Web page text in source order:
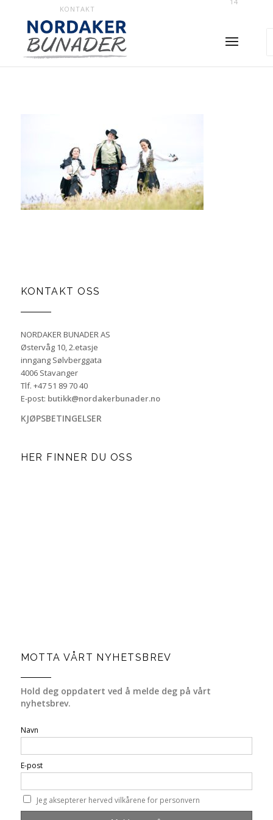
KONTAKT
KONTAKT OSS
NORDAKER BUNADER AS
Østervåg 10, 2.etasje
inngang Sølvberggata
4006 Stavanger
Tlf. +47 51 89 70 40
E-post: butikk@nordakerbunader.no
KJØPSBETINGELSER
HER FINNER DU OSS
MOTTA VÅRT NYHETSBREV
Hold deg oppdatert ved å melde deg på vårt
nyhetsbrev.
Navn
E-post
Jeg aksepterer herved vilkårene for personvern